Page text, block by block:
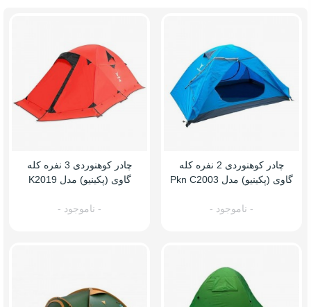
چادر کوهنوردی 2 نفره کله
گاوی (پکینیو) مدل Pkn C2003
- ناموجود -
چادر کوهنوردی 3 نفره کله
گاوی (پکینیو) مدل K2019
- ناموجود -